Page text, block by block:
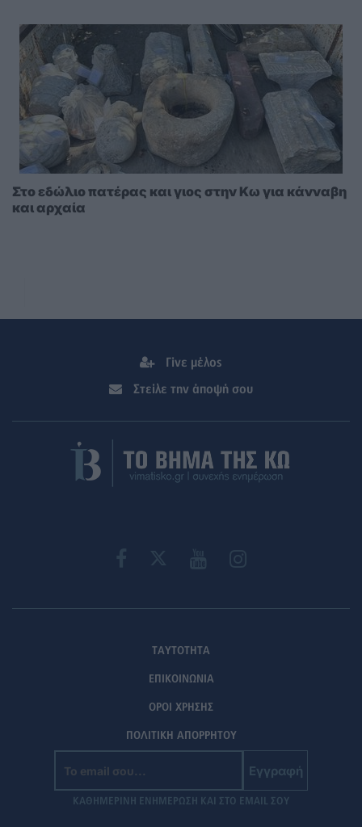
Στο εδώλιο πατέρας και γιος στην Κω για κάνναβη
και αρχαία
Γίνε μέλος
Στείλε την άποψή σου
ΤΑΥΤΟΤΗΤΑ
ΕΠΙΚΟΙΝΩΝΙΑ
ΟΡΟΙ ΧΡΗΣΗΣ
ΠΟΛΙΤΙΚΗ ΑΠΟΡΡΗΤΟΥ
Εγγραφή
ΚΑΘΗΜΕΡΙΝΗ ΕΝΗΜΕΡΩΣΗ ΚΑΙ ΣΤΟ EMAIL ΣΟΥ